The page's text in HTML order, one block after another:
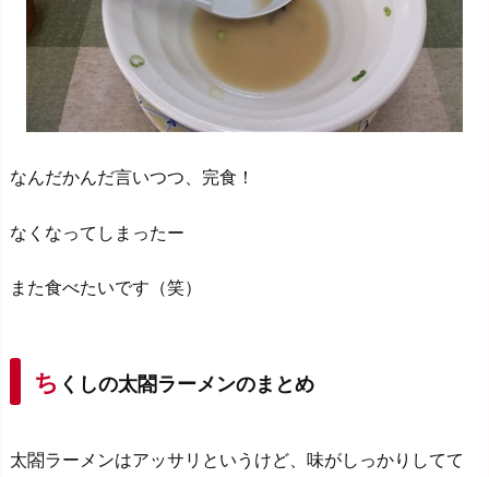
なんだかんだ言いつつ、完食！
なくなってしまったー
また食べたいです（笑）
ち くしの太閤ラーメンのまとめ
太閤ラーメンはアッサリというけど、味がしっかりしてて